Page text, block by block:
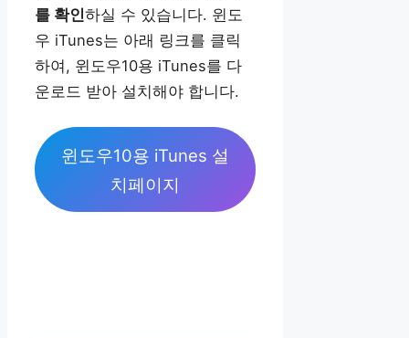
를 확인하실 수 있습니다. 윈도
우 iTunes는 아래 링크를 클릭
하여, 윈도우10용 iTunes를 다
운로드 받아 설치해야 합니다.
윈도우10용 iTunes 설
치페이지